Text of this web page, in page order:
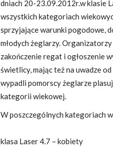
dniach 20-23.09.2012r.w klasie
wszystkich kategoriach
sprzyjające warunki pogodowe,
młodych żeglarzy.
zakończenie regat i ogłoszenie
świetlicy, mając też na uwadze
wypadli pomorscy żeglarze
kategorii wiekowej.
W poszczególnych kategoriach
klasa Laser 4.7 – kobiety